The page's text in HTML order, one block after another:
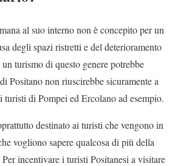
al suo interno non è concepito per un
degli spazi ristretti e del deterioramento
turismo di questo genere potrebbe
Positano non riuscirebbe sicuramente a
turisti di Pompei ed Ercolano ad esempio.
destinato ai turisti che vengono in
vogliono sapere qualcosa di più della
incentivare i turisti Positanesi a visitare